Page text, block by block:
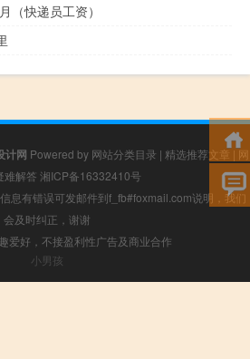
（快递员工资）
计网 Powered by 网站分类目录 | 精选推荐文章|网
难解答 湘ICP备16332410号
息有错误可发邮件到f_fb#foxmail.com说明，我们
会及时纠正，谢谢
爱好，不接盈利性广告及商业合作
小男孩